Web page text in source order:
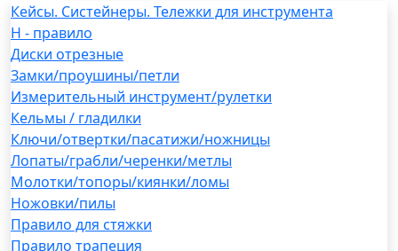
Кейсы. Систейнеры. Тележки для инструмента
H - правило
Диски отрезные
Замки/проушины/петли
Измерительный инструмент/рулетки
Кельмы / гладилки
Ключи/отвертки/пасатижи/ножницы
Лопаты/грабли/черенки/метлы
Молотки/топоры/киянки/ломы
Ножовки/пилы
Правило для стяжки
Правило трапеция